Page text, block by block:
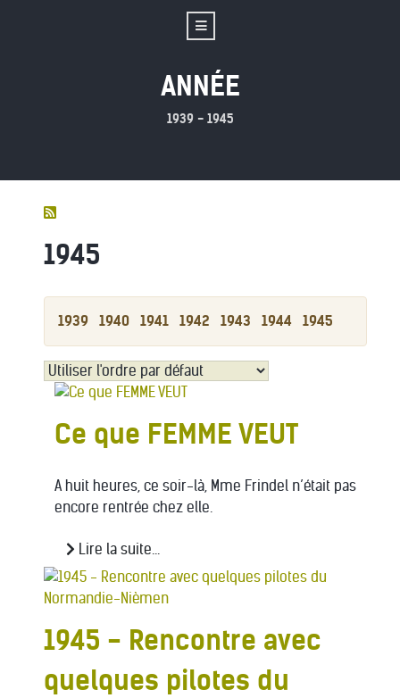
ANNÉE
1939 - 1945
1945
1939 1940 1941 1942 1943 1944 1945
Ce que FEMME VEUT
A huit heures, ce soir-là, Mme Frindel n’était pas
encore rentrée chez elle.
Lire la suite...
1945 - Rencontre avec
quelques pilotes du